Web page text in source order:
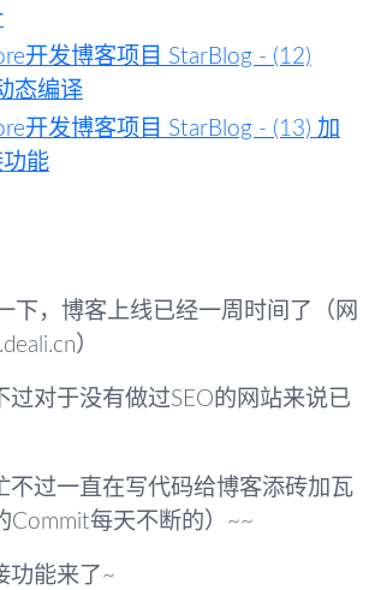
开发博客项目 StarBlog - (12)
态编译
开发博客项目 StarBlog - (13) 加
能
下，博客上线已经一周时间了（网
）
过对于没有做过SEO的网站来说已
不过一直在写代码给博客添砖加瓦
Commit每天不断的）~~
功能来了~